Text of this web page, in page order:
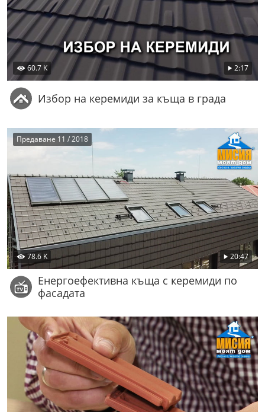
60.7 K 2:17
Избор на керемиди за къща в града
78.6 K 20:47
Предаване 11 / 2018
Енергоефективна къща с керемиди по
фасадата